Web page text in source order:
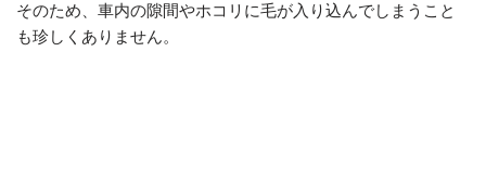
そのため、車内の隙間やホコリに毛が入り込んでしまうこと
も珍しくありません。